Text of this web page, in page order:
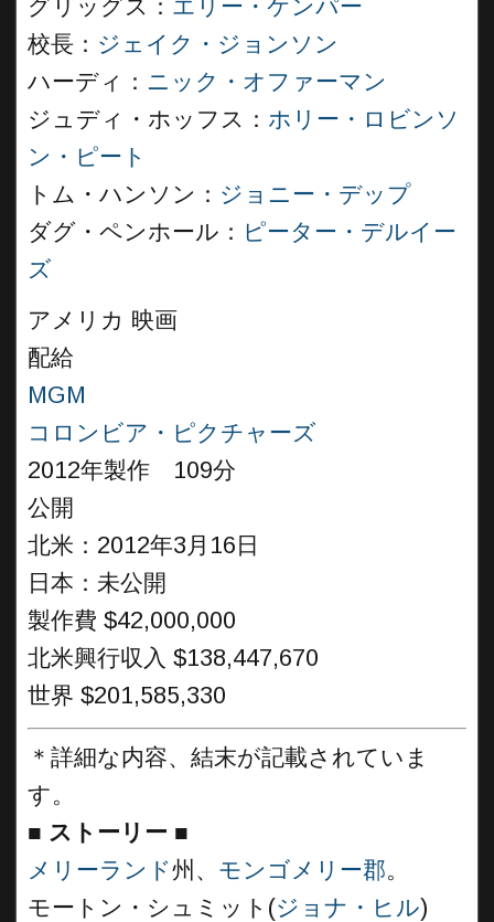
グリッグス： エリー・ケンパー
校長： ジェイク・ジョンソン
ハーディ： ニック・オファーマン
ジュディ・ホッフス： ホリー・ロビンソ
ン・ピート
トム・ハンソン： ジョニー・デップ
ダグ・ペンホール： ピーター・デルイー
ズ
アメリカ 映画
配給
MGM
コロンビア・ピクチャーズ
2012年製作 109分
公開
北米：2012年3月16日
日本：未公開
製作費 $42,000,000
北米興行収入 $138,447,670
世界 $201,585,330
＊詳細な内容、結末が記載されていま
す。
■ ストーリー ■
メリーランド州、 モンゴメリー郡。
モートン・シュミット(ジョナ・ヒル)